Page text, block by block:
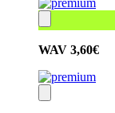
WAV 3,60€